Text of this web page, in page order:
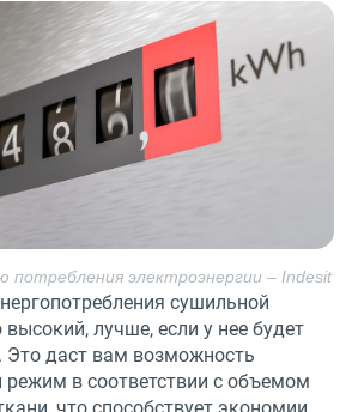
потребления электроэнергии – Indesit
сушильной
лучше, если у нее будет
даст вам возможность
в соответствии с объемом